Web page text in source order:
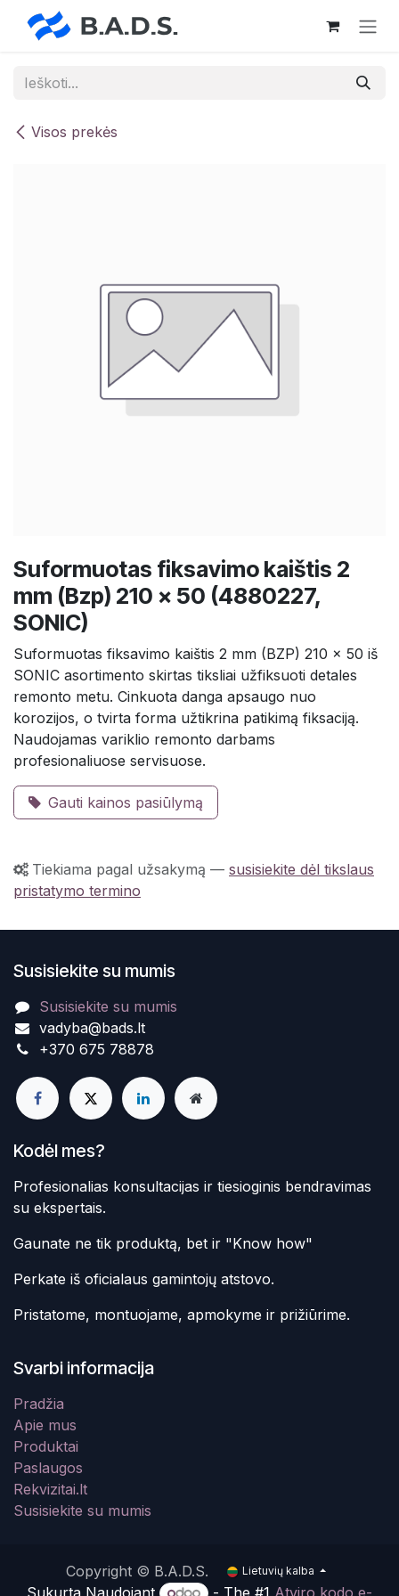
Skip to Content
Visos prekės
Suformuotas fiksavimo kaištis 2
mm (Bzp) 210 x 50 (4880227,
SONIC)
Suformuotas fiksavimo kaištis 2 mm (BZP) 210 x 50 iš
SONIC asortimento skirtas tiksliai užfiksuoti detales
remonto metu. Cinkuota danga apsaugo nuo
korozijos, o tvirta forma užtikrina patikimą fiksaciją.
Naudojamas variklio remonto darbams
profesionaliuose servisuose.
Gauti kainos pasiūlymą
Tiekiama pagal užsakymą — susisiekite dėl tikslaus
pristatymo termino
Susisiekite su mumis
Susisiekite su mumis
vadyba@bads.lt
+370 675 78878
Kodėl mes?
Profesionalias konsultacijas ir tiesioginis bendravimas
su ekspertais.
Gaunate ne tik produktą, bet ir "Know how"
Perkate iš oficialaus gamintojų atstovo.
Pristatome, montuojame, apmokyme ir prižiūrime.
Svarbi informacija
Pradžia
Apie mus
Produktai
Paslaugos
Rekvizitai.lt
Susisiekite su mumis
Copyright © B.A.D.S. Lietuvių kalba
Sukurta Naudojant - The #1 Atviro kodo e-